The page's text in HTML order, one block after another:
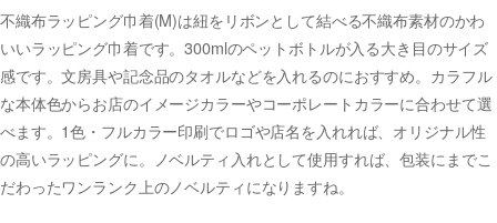
不織布ラッピング巾着(M)は紐をリボンとして結べる不織布素材のかわ
いいラッピング巾着です。300mlのペットボトルが入る大き目のサイズ
感です。文房具や記念品のタオルなどを入れるのにおすすめ。カラフル
な本体色からお店のイメージカラーやコーポレートカラーに合わせて選
べます。1色・フルカラー印刷でロゴや店名を入れれば、オリジナル性
の高いラッピングに。ノベルティ入れとして使用すれば、包装にまでこ
だわったワンランク上のノベルティになりますね。